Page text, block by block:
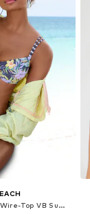
Push-up Top de bikini 'Wire-Top VB Summer'